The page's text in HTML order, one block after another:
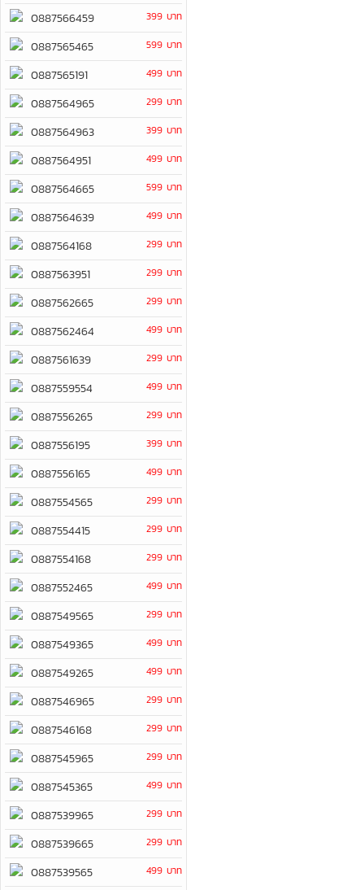
0887566459 399 บาท
0887565465 599 บาท
0887565191 499 บาท
0887564965 299 บาท
0887564963 399 บาท
0887564951 499 บาท
0887564665 599 บาท
0887564639 499 บาท
0887564168 299 บาท
0887563951 299 บาท
0887562665 299 บาท
0887562464 499 บาท
0887561639 299 บาท
0887559554 499 บาท
0887556265 299 บาท
0887556195 399 บาท
0887556165 499 บาท
0887554565 299 บาท
0887554415 299 บาท
0887554168 299 บาท
0887552465 499 บาท
0887549565 299 บาท
0887549365 499 บาท
0887549265 499 บาท
0887546965 299 บาท
0887546168 299 บาท
0887545965 299 บาท
0887545365 499 บาท
0887539965 299 บาท
0887539665 299 บาท
0887539565 499 บาท